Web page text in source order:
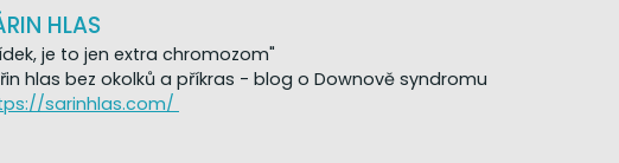
HLAS
je to jen extra chromozom"
hlas bez okolků a příkras - blog o Downově syndromu
sarinhlas.com/